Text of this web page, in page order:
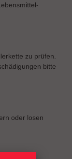
zu prüfen.
bitte
oder losen